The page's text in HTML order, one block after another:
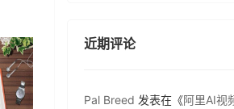
近期评论
Pal Breed 发表在《阿里AI视